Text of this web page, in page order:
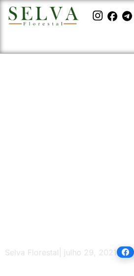
Selva Florestal julho 29, 2021